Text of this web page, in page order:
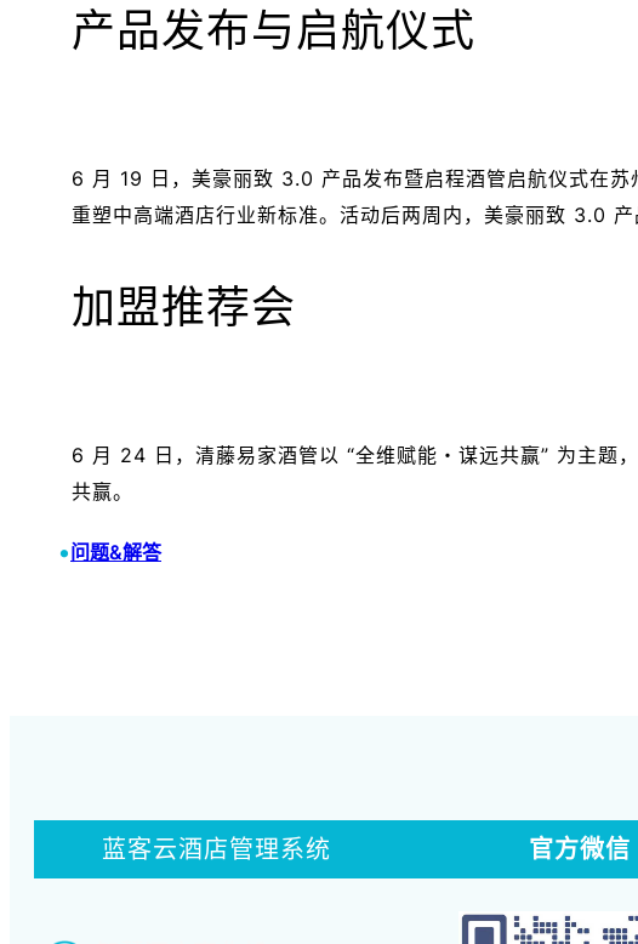
产品发布与启航仪式
6 月 19 日，美豪丽致 3.0 产品发布暨启程酒管启航仪式在
重塑中高端酒店行业新标准。活动后两周内，美豪丽致 3.0 产
加盟推荐会
6 月 24 日，清藤易家酒管以 “全维赋能・谋远共赢” 为主题
共赢。
•问题&解答
蓝客云酒店管理系统 官方微信